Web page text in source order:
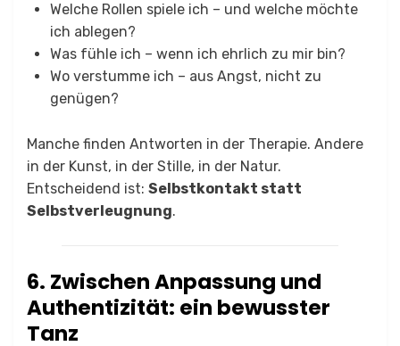
Welche Rollen spiele ich – und welche möchte
ich ablegen?
Was fühle ich – wenn ich ehrlich zu mir bin?
Wo verstumme ich – aus Angst, nicht zu
genügen?
Manche finden Antworten in der Therapie. Andere
in der Kunst, in der Stille, in der Natur.
Entscheidend ist: Selbstkontakt statt
Selbstverleugnung.
6. Zwischen Anpassung und
Authentizität: ein bewusster
Tanz